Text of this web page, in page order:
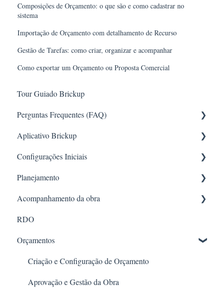
Composições de Orçamento: o que são e como cadastrar no
sistema
Importação de Orçamento com detalhamento de Recurso
Gestão de Tarefas: como criar, organizar e acompanhar
Como exportar um Orçamento ou Proposta Comercial
Tour Guiado Brickup
Perguntas Frequentes (FAQ)
Requisições
RH
Configuração de Permissões
RDO
Orçamento e Planejamento
Financeiro
Aplicativo Brickup
App online
Configurações Iniciais
Configurações e Controle Administrativo
Acesso e Navegação
Gestão e Configuração de Obras
Planejamento
Formatos de criação e estruturação
Gestão e acompanhamento do planejamento
Acompanhamento da obra
Diárias da obra
Avanço da obra
Entrega de EPI
Relatórios
RDO
Orçamentos
Criação e Configuração de Orçamento
Aprovação e Gestão da Obra